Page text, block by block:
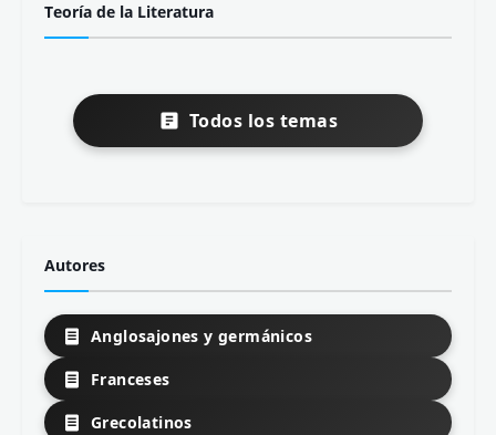
Teoría de la Literatura
Todos los temas
Autores
Anglosajones y germánicos
Franceses
Grecolatinos